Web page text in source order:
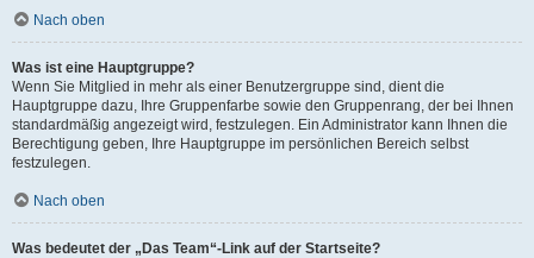
Nach oben
Was ist eine Hauptgruppe?
Wenn Sie Mitglied in mehr als einer Benutzergruppe sind, dient die
Hauptgruppe dazu, Ihre Gruppenfarbe sowie den Gruppenrang, der bei Ihnen
standardmäßig angezeigt wird, festzulegen. Ein Administrator kann Ihnen die
Berechtigung geben, Ihre Hauptgruppe im persönlichen Bereich selbst
festzulegen.
Nach oben
Was bedeutet der „Das Team“-Link auf der Startseite?